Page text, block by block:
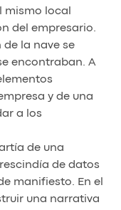
mismo local
del empresario.
de la nave se
encontraban. A
y de una
a los
de una
de datos
manifiesto. En el
una narrativa